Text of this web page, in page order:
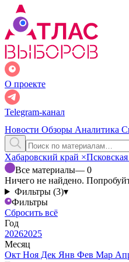
О проекте
Telegram-канал
Новости Обзоры Аналитика
Хабаровский край ×
Все материалы— 0
Ничего не найдено.
Фильтры (3)▾
Фильтры
Сбросить всё
Год
20262025
Месяц
Окт Ноя Дек Янв Фев Мар